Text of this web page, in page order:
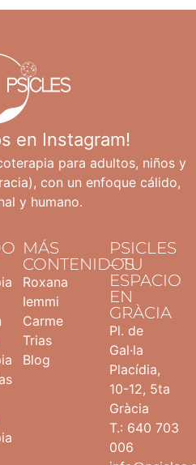
en Instagram!
para adultos, niños y
con un enfoque cálido,
y humano.
MÁS
CONTENIDOS
Roxana
Iemmi
Carme
Trias
Blog
PSICLES
– TU
ESPACIO
EN
GRÀCIA
Pl. de
Gal·la
Placídia,
10-12, 5ta
Gràcia
T.: 640 703
006